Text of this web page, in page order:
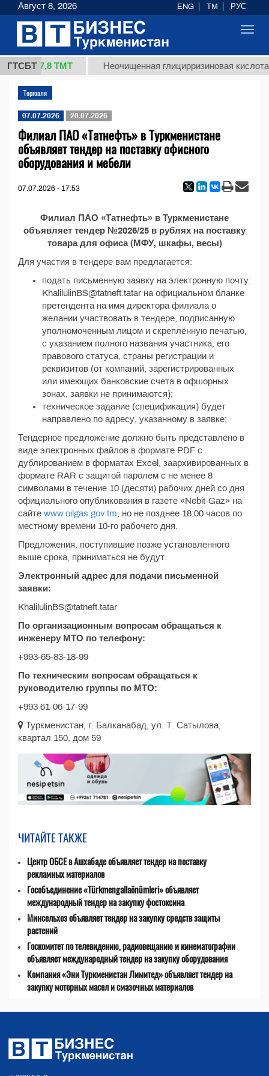
ГТСБТ
(кг.) 37,8 ТМТ Неочищенная глицирризиновая кислота
Торговля
07.07.2026 20.07.2026
Филиал ПАО «Татнефть» в Туркменистане
объявляет тендер на поставку офисного
оборудования и мебели
07.07.2026 - 17:53
Филиал ПАО «Татнефть» в Туркменистане
объявляет тендер №2026/25 в рублях на поставку
товара для офиса (МФУ, шкафы, весы)
Для участия в тендере вам предлагается:
подать письменную заявку на электронную почту:
KhalilulinBS@tatneft.tatar на официальном бланке
претендента на имя директора филиала о
желании участвовать в тендере, подписанную
уполномоченным лицом и скреплённую печатью,
с указанием полного названия участника, его
правового статуса, страны регистрации и
реквизитов (от компаний, зарегистрированных
или имеющих банковские счета в офшорных
зонах, заявки не принимаются);
техническое задание (спецификация) будет
направлено по адресу, указанному в заявке;
Тендерное предложение должно быть представлено в
виде электронных файлов в формате PDF с
дублированием в форматах Excel, заархивированных в
формате RAR с защитой паролем с не менее 8
символами в течение 10 (десяти) рабочих дней со дня
официального опубликования в газете «Nebit-Gaz» на
сайте www.oilgas.gov.tm , но не позднее 18:00 часов по
местному времени 10-го рабочего дня.
Предложения, поступившие позже установленного
выше срока, приниматься не будут.
Электронный адрес для подачи письменной
заявки:
KhalilulinBS@tatneft.tatar
По организационным вопросам обращаться к
инженеру МТО по телефону:
+993-65-83-18-99
По техническим вопросам обращаться к
руководителю группы по МТО:
+993 61-06-17-99
Туркменистан, г. Балканабад, ул. Т. Сатылова,
квартал 150, дом 59
ЧИТАЙТЕ ТАКЖЕ
Центр ОБСЕ в Ашхабаде объявляет тендер на поставку
рекламных материалов
Гособъединение «Türkmengallaönümleri» объявляет
международный тендер на закупку фостоксина
Минсельхоз объявляет тендер на закупку средств защиты
растений
Госкомитет по телевидению, радиовещанию и кинематографии
объявляет международный тендер на закупку оборудования
Компания «Эни Туркменистан Лимитед» объявляет тендер на
закупку моторных масел и смазочных материалов
Август 8, 2026 ENG TM РУС